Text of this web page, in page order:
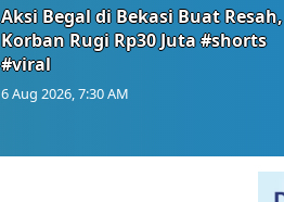
Aksi Begal di Bekasi Buat Resah,
Korban Rugi Rp30 Juta #shorts
#viral
6 Aug 2026, 7:30 AM